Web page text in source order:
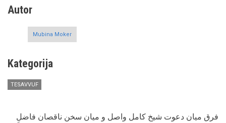
Autor
Mubina Moker
Kategorija
TESAVVUF
فرق میان دعوت شیخ کامل واصل و میان سخن ناقصان فاضلِ